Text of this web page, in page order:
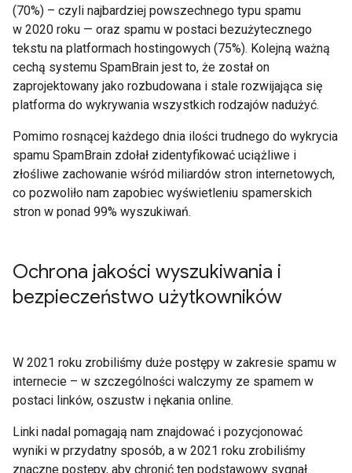
(70%) – czyli najbardziej powszechnego typu spamu
w 2020 roku — oraz spamu w postaci bezużytecznego
tekstu na platformach hostingowych (75%). Kolejną ważną
cechą systemu SpamBrain jest to, że został on
zaprojektowany jako rozbudowana i stale rozwijająca się
platforma do wykrywania wszystkich rodzajów nadużyć.
Pomimo rosnącej każdego dnia ilości trudnego do wykrycia
spamu SpamBrain zdołał zidentyfikować uciążliwe i
złośliwe zachowanie wśród miliardów stron internetowych,
co pozwoliło nam zapobiec wyświetleniu spamerskich
stron w ponad 99% wyszukiwań.
Ochrona jakości wyszukiwania i
bezpieczeństwo użytkowników
W 2021 roku zrobiliśmy duże postępy w zakresie spamu w
internecie – w szczególności walczymy ze spamem w
postaci linków, oszustw i nękania online.
Linki nadal pomagają nam znajdować i pozycjonować
wyniki w przydatny sposób, a w 2021 roku zrobiliśmy
znaczne postępy, aby chronić ten podstawowy sygnał.